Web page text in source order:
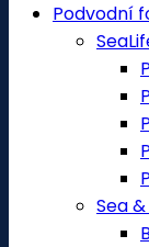
Podvodní
Sea